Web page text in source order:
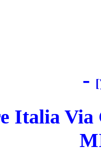
-
Italia Via